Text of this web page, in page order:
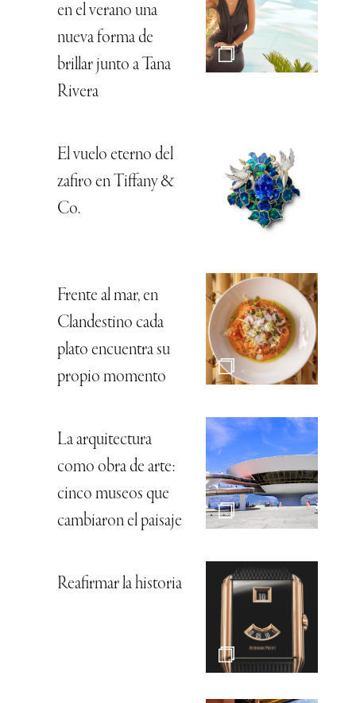
en el verano una
nueva forma de
brillar junto a Tana
Rivera
El vuelo eterno del
zafiro en Tiffany &
Co.
Frente al mar, en
Clandestino cada
plato encuentra su
propio momento
La arquitectura
como obra de arte:
cinco museos que
cambiaron el paisaje
Reafirmar la historia